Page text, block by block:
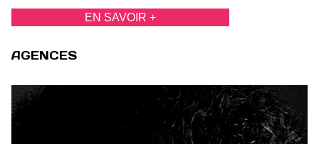
EN SAVOIR +
AGENCES